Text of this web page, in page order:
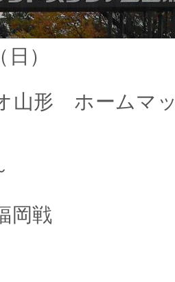
）
山形 ホームマ
岡戦